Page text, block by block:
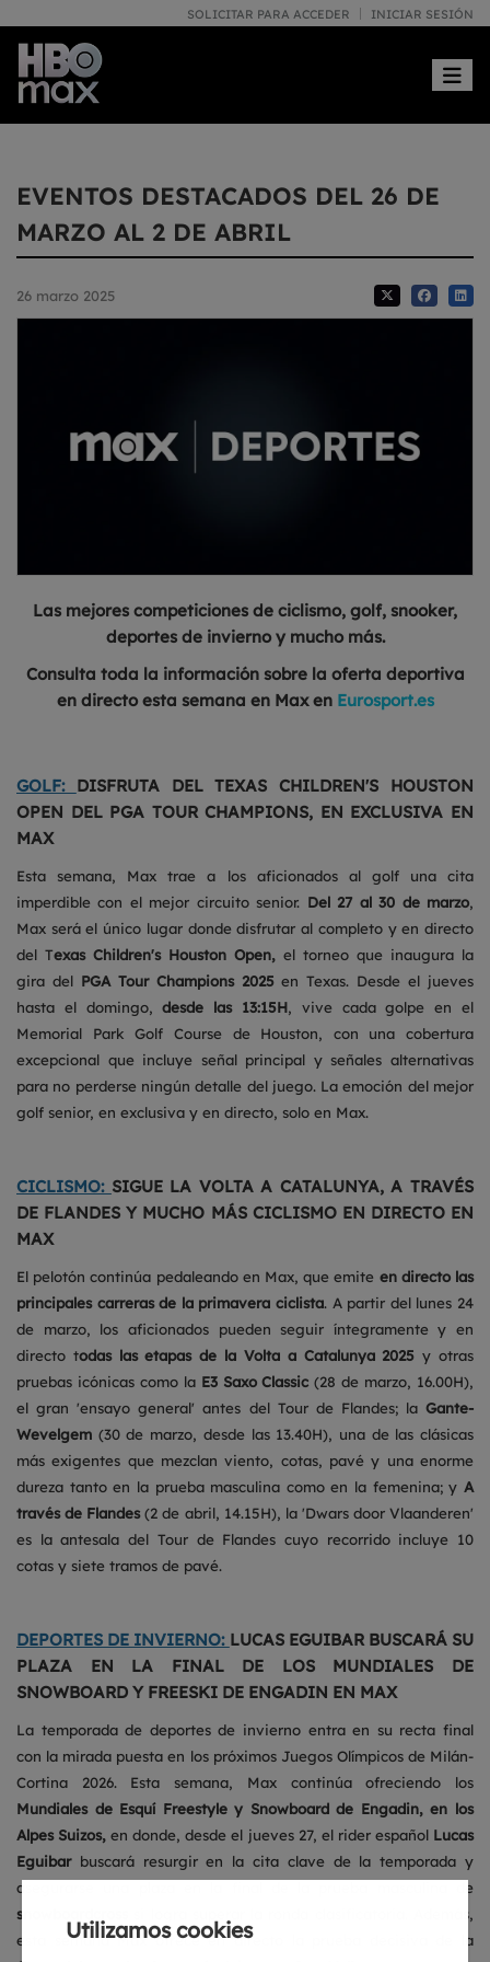
Utilizamos cookies
SOLICITAR PARA ACCEDER INICIAR SESIÓN
EVENTOS DESTACADOS DEL 26 DE
MARZO AL 2 DE ABRIL
26 marzo 2025
Las mejores competiciones de ciclismo, golf, snooker,
deportes de invierno y mucho más.
Consulta toda la información sobre la oferta deportiva
en directo esta semana en Max en Eurosport.es
GOLF: DISFRUTA DEL TEXAS CHILDREN'S HOUSTON
OPEN DEL PGA TOUR CHAMPIONS, EN EXCLUSIVA EN
MAX
Esta semana, Max trae a los aficionados al golf una cita
imperdible con el mejor circuito senior. Del 27 al 30 de marzo,
Max será el único lugar donde disfrutar al completo y en directo
del Texas Children's Houston Open, el torneo que inaugura la
gira del PGA Tour Champions 2025en Texas. Desde el jueves
hasta el domingo,desde las 13:15H, vive cada golpe en el
Memorial Park Golf Course de Houston, con una cobertura
excepcional que incluye señal principal y señales alternativas
para no perderse ningún detalle del juego. La emoción del mejor
golf senior, en exclusiva y en directo, solo en Max.
CICLISMO: SIGUE LA VOLTA A CATALUNYA, A TRAVÉS
DE FLANDES Y MUCHO MÁS CICLISMO EN DIRECTO EN
MAX
El pelotón continúa pedaleando en Max, que emite en directo las
principales carreras de la primavera ciclista. A partir del lunes 24
de marzo, los aficionados pueden seguir íntegramente y en
directo todas las etapas de la Volta a Catalunya 2025 y otras
pruebas icónicas como la E3 Saxo Classic (28 de marzo, 16.00H),
el gran 'ensayo general' antes del Tour de Flandes; la Gante-
Wevelgem (30 de marzo, desde las 13.40H), una de las clásicas
más exigentes que mezclan viento, cotas, pavé y una enorme
dureza tanto en la prueba masculina como en la femenina; y A
través de Flandes(2 de abril, 14.15H), la 'Dwars door Vlaanderen'
es la antesala del Tour de Flandes cuyo recorrido incluye 10
cotas y siete tramos de pavé.
DEPORTES DE INVIERNO: LUCAS EGUIBAR BUSCARÁ SU
PLAZA EN LA FINAL DE LOS MUNDIALES DE
SNOWBOARD Y FREESKI DE ENGADIN EN MAX
La temporada de deportes de invierno entra en su recta final
con la mirada puesta en los próximos Juegos Olímpicos de Milán-
Cortina 2026. Esta semana, Max continúa ofreciendo los
Mundiales de Esquí Freestyle y Snowboard de Engadin, en los
Alpes Suizos, en donde, desde el jueves 27, el rider español Lucas
Eguibar buscará resurgir en la cita clave de la temporada y
asegurarse una plaza en la final de la prueba masculina de
snowboardcross
si logra superar la ronda clasificatoria. Además,
esta semana Max ofrece en directo la prueba decisiva de la